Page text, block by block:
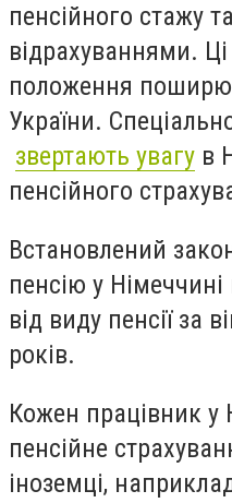
пенсійного стажу
відрахуваннями. Ці
положення
України.
звертають увагу в
пенсійного
Встановлений
пенсію у
від виду пенсії за
років.
Кожен працівник у
пенсійне
іноземці,